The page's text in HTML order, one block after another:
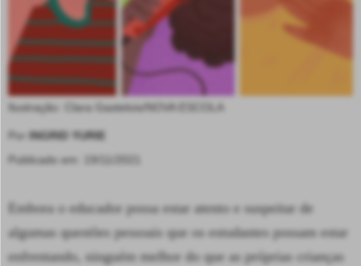
Ilustração: Clara Gastelois/NOVA ESCOLA
Por INGRID YURIE
Publicado em: 19/11/2021
Embora o educador possa estar atento e suspeitar de
algumas questões pessoais que os estudantes possam estar
enfrentando, ninguém melhor do que as próprias crianças